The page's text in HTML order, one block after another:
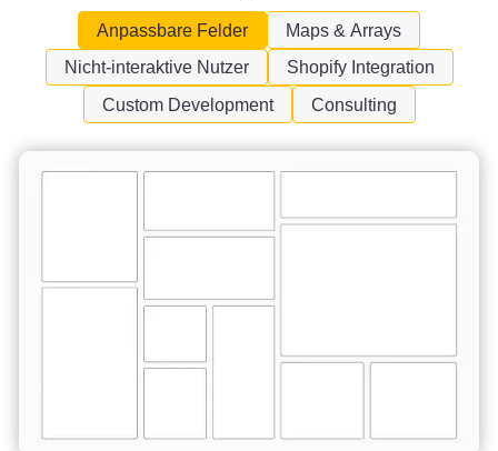
Anpassbare Felder
Maps & Arrays
Nicht-interaktive Nutzer
Shopify Integration
Custom Development
Consulting